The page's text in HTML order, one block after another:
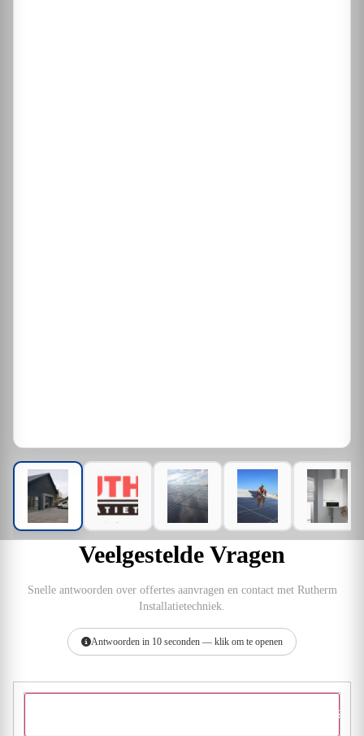
Veelgestelde Vragen
Snelle antwoorden over offertes aanvragen en contact met Rutherm
Installatietechniek.
Antwoorden in 10 seconden — klik om te openen
Hoe vraag ik een offerte aan bij Rutherm Installatietechniek?